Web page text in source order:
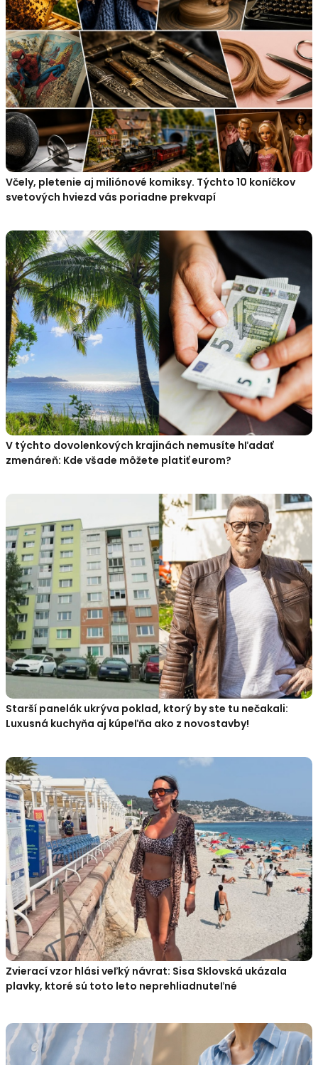
Včely, pletenie aj miliónové komiksy. Týchto 10 koníčkov
svetových hviezd vás poriadne prekvapí
V týchto dovolenkových krajinách nemusíte hľadať
zmenáreň: Kde všade môžete platiť eurom?
Starší panelák ukrýva poklad, ktorý by ste tu nečakali:
Luxusná kuchyňa aj kúpeľňa ako z novostavby!
Zvierací vzor hlási veľký návrat: Sisa Sklovská ukázala
plavky, ktoré sú toto leto neprehliadnuteľné